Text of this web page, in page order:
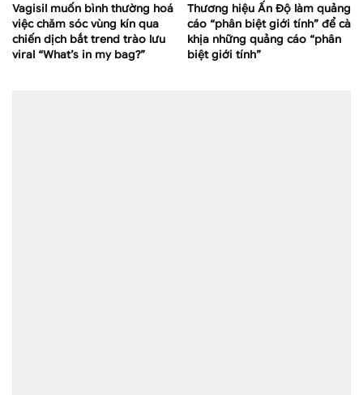
Vagisil muốn bình thường hoá
việc chăm sóc vùng kín qua
chiến dịch bắt trend trào lưu
viral “What’s in my bag?”
Thương hiệu Ấn Độ làm quảng
cáo “phân biệt giới tính” để cà
khịa những quảng cáo “phân
biệt giới tính”